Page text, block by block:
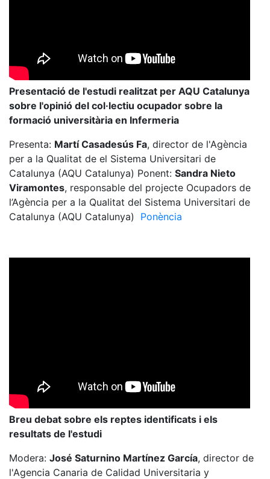
Presentació de l'estudi realitzat per AQU Catalunya
sobre l'opinió del col·lectiu ocupador sobre la
formació universitària en Infermeria
Presenta: Martí Casadesús Fa, director de l'Agència
per a la Qualitat de el Sistema Universitari de
Catalunya (AQU Catalunya) Ponent: Sandra Nieto
Viramontes, responsable del projecte Ocupadors de
l’Agència per a la Qualitat del Sistema Universitari de
Catalunya (AQU Catalunya) Ponència
Breu debat sobre els reptes identificats i els
resultats de l'estudi
Modera: José Saturnino Martínez García, director de
l'Agencia Canaria de Calidad Universitaria y